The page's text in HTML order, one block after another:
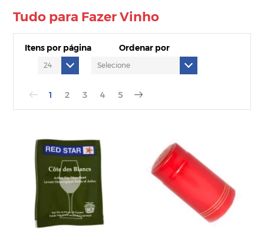
Tudo para Fazer Vinho
Itens por página Ordenar por
1 2 3 4 5